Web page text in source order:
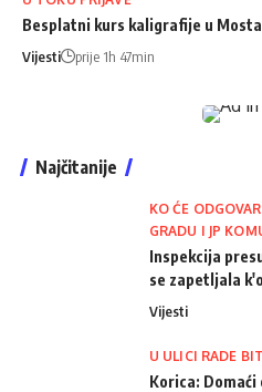
Besplatni kurs kaligrafije u
Vijesti prije 1h 47min
Najčitanije
KO ĆE
GRADU I JP
Inspekcija
se zapetljala
Vijesti
U ULICI RADE
Korica: Domaći